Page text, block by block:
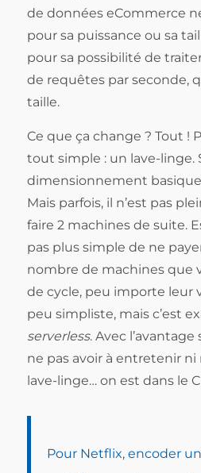
de données eCommerce
pour sa puissance ou sa
pour sa possibilité de
de requêtes par seconde,
taille.
Ce que ça change ? Tout !
tout simple : un lave-linge.
dimensionnement basique
Mais parfois, il n’est pas
faire 2 machines de suite.
pas plus simple de ne
nombre de machines que
de cycle, peu importe leur
peu simpliste, mais c’est
serverless. Avec
ne pas avoir à entretenir
lave-linge… on est dans le
Pour Netflix, encoder